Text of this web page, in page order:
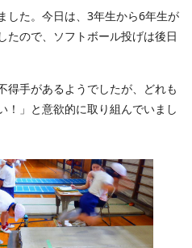
した。今日は、3年生から6年生が
たので、ソフトボール投げは後日
手があるようでしたが、どれも
！」と意欲的に取り組んでいまし